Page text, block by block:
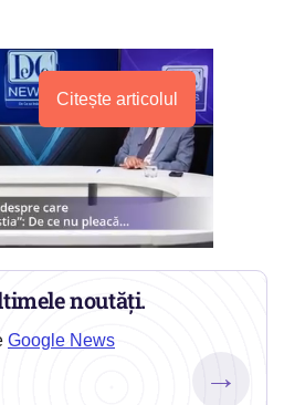
Citește articolul
noutăți.
Google News
→